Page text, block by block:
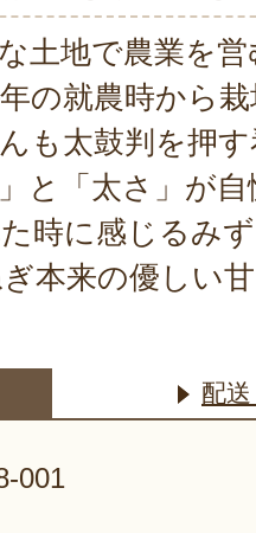
土地で農業を
の就農時から
も太鼓判を押
と「太さ」が
時に感じるみ
本来の優しい
配
001